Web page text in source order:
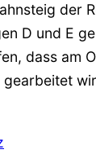
der
D und E
dass am
gearbeitet